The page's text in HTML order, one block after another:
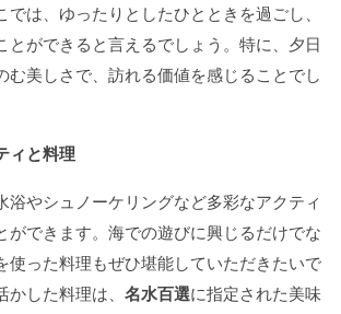
は、ゆったりとしたひとときを過ごし、
とができると言えるでしょう。特に、夕日
む美しさで、訪れる価値を感じることでし
ィと料理
浴やシュノーケリングなど多彩なアクティ
ができます。海での遊びに興じるだけでな
使った料理もぜひ堪能していただきたいで
した料理は、 名水百選に指定された美味